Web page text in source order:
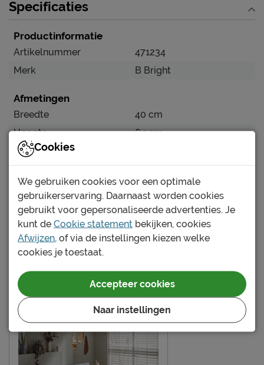
Specificaties
Productinformatie
Artikelnummer
471234
Merk
B Bright
Afmetingen
Breedte
40 cm
Hoogte
64 cm
Diepte
Kenmerken
Uitvoering
3 laden
Kleur
havanna/glas havanna
Materiaal
Materiaal
Goed om te weten
Onderhoud
Afnemen met een vochtig
doekje
Garantie
3 jaar garantie
Montage
gratis gemonteerd
Bekijk meer specificaties
Meer van de serie Suite
Cookies
We gebruiken cookies voor een optimale
gebruikerservaring. Daarnaast worden cookies
gebruikt voor gepersonaliseerde advertenties. Je
kunt de Cookie statement bekijken, cookies
Afwijzen, of via de instellingen kiezen welke
cookies je toestaat.
Naar instellingen
Accepteer cookies